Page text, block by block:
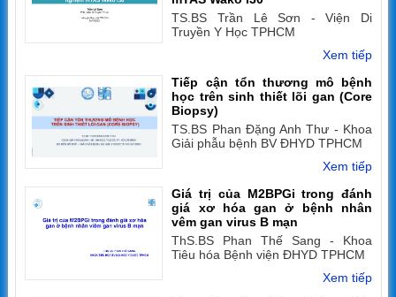
TS.BS Trần Lê Sơn - Viện Di
Truyền Y Học TPHCM
Xem tiếp
Tiếp cận tổn thương mô bệnh
học trên sinh thiết lõi gan (Core
Biopsy)
TS.BS Phan Đặng Anh Thư - Khoa
Giải phẫu bệnh BV ĐHYD TPHCM
Xem tiếp
Giá trị của M2BPGi trong đánh
giá xơ hóa gan ở bệnh nhân
vêm gan virus B mạn
ThS.BS Phan Thế Sang - Khoa
Tiêu hóa Bệnh viện ĐHYD TPHCM
Xem tiếp